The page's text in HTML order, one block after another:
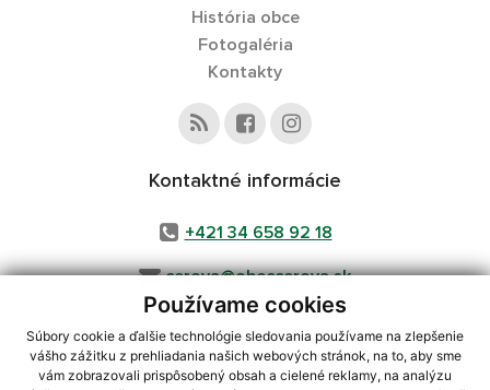
Používame cookies
Súbory cookie a ďalšie technológie sledovania používame na zlepšenie
vášho zážitku z prehliadania našich webových stránok, na to, aby sme
vám zobrazovali prispôsobený obsah a cielené reklamy, na analýzu
História obce
Fotogaléria
Kontakty
Kontaktné informácie
+421 34 658 92 18
cerova@obeccerova.sk
využite možnosť získavania aktuálnych informácií s využitím RSS